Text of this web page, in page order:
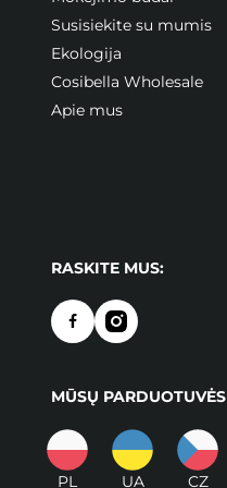
Susisiekite su mumis
Ekologija
Cosibella Wholesale
Apie mus
RASKITE MUS:
MŪSŲ PARDUOTUVĖS
PL UA CZ